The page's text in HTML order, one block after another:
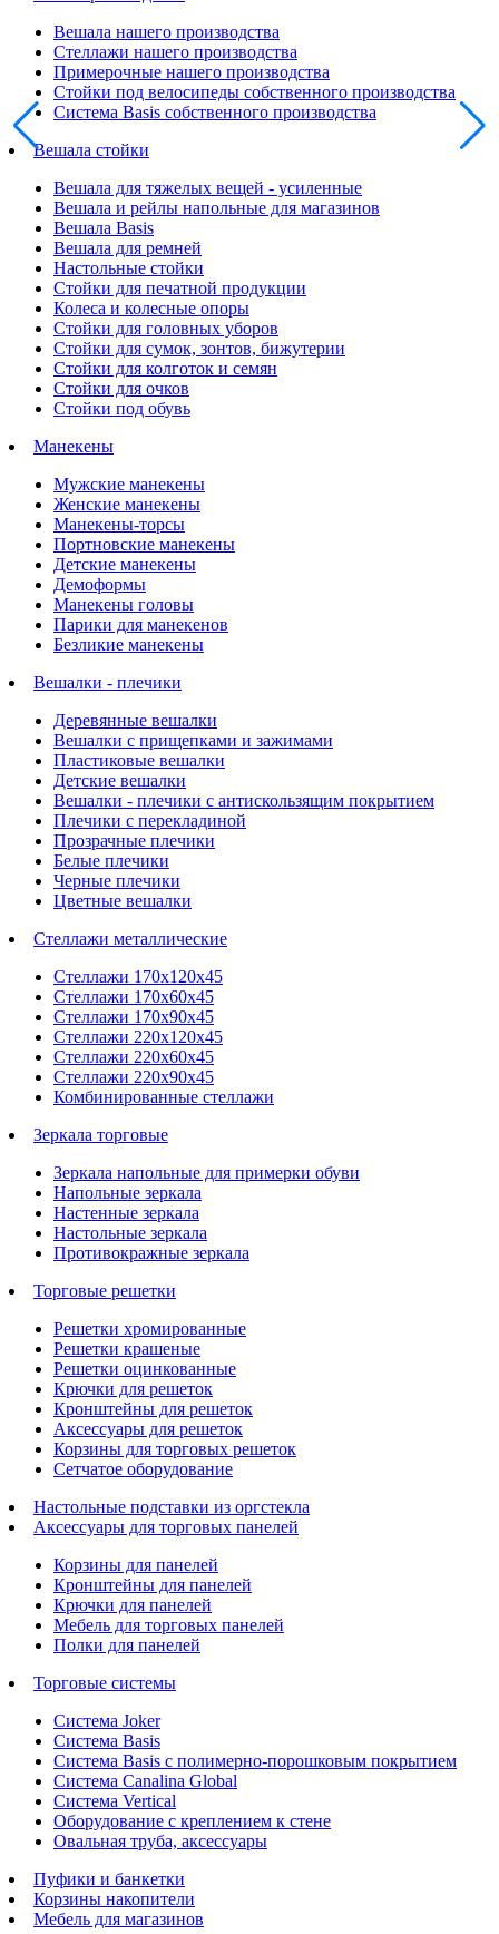
Вешала нашего производства
Стеллажи нашего производства
Примерочные нашего производства
Стойки под велосипеды собственного производства
Система Basis собственного производства
Вешала стойки
Вешала для тяжелых вещей - усиленные
Вешала и рейлы напольные для магазинов
Вешала Basis
Вешала для ремней
Настольные стойки
Стойки для печатной продукции
Колеса и колесные опоры
Стойки для головных уборов
Стойки для сумок, зонтов, бижутерии
Стойки для колготок и семян
Стойки для очков
Стойки под обувь
Манекены
Мужские манекены
Женские манекены
Манекены-торсы
Портновские манекены
Детские манекены
Демоформы
Манекены головы
Парики для манекенов
Безликие манекены
Вешалки - плечики
Деревянные вешалки
Вешалки с прищепками и зажимами
Пластиковые вешалки
Детские вешалки
Вешалки - плечики с антискользящим покрытием
Плечики с перекладиной
Прозрачные плечики
Белые плечики
Черные плечики
Цветные вешалки
Стеллажи металлические
Стеллажи 170х120х45
Стеллажи 170х60х45
Стеллажи 170х90х45
Стеллажи 220х120х45
Стеллажи 220х60х45
Стеллажи 220х90х45
Комбинированные стеллажи
Зеркала торговые
Зеркала напольные для примерки обуви
Напольные зеркала
Настенные зеркала
Настольные зеркала
Противокражные зеркала
Торговые решетки
Решетки хромированные
Решетки крашеные
Решетки оцинкованные
Крючки для решеток
Кронштейны для решеток
Аксессуары для решеток
Корзины для торговых решеток
Сетчатое оборудование
Настольные подставки из оргстекла
Аксессуары для торговых панелей
Корзины для панелей
Кронштейны для панелей
Крючки для панелей
Мебель для торговых панелей
Полки для панелей
Торговые системы
Система Joker
Система Basis
Система Basis с полимерно-порошковым покрытием
Система Canalina Global
Система Vertical
Оборудование с креплением к стене
Овальная труба, аксессуары
Пуфики и банкетки
Корзины накопители
Мебель для магазинов